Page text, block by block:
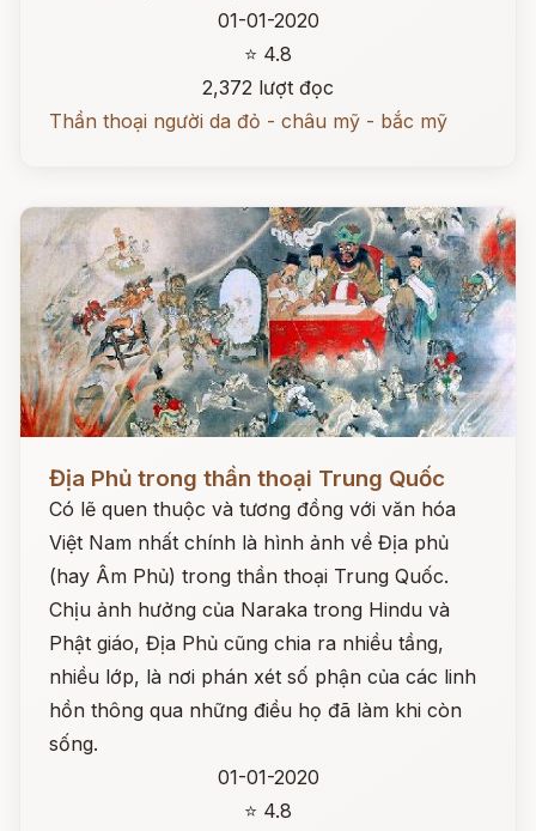
01-01-2020
⭐ 4.8
2,372 lượt đọc
Thần thoại người da đỏ - châu mỹ - bắc mỹ
Địa Phủ trong thần thoại Trung Quốc
Có lẽ quen thuộc và tương đồng với văn hóa
Việt Nam nhất chính là hình ảnh về Địa phủ
(hay Âm Phủ) trong thần thoại Trung Quốc.
Chịu ảnh hưởng của Naraka trong Hindu và
Phật giáo, Địa Phủ cũng chia ra nhiều tầng,
nhiều lớp, là nơi phán xét số phận của các linh
hồn thông qua những điều họ đã làm khi còn
sống.
01-01-2020
⭐ 4.8